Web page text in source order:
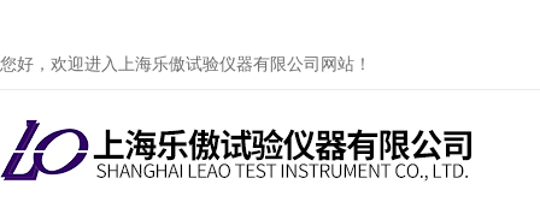
您好，欢迎进入上海乐傲试验仪器有限公司网站！